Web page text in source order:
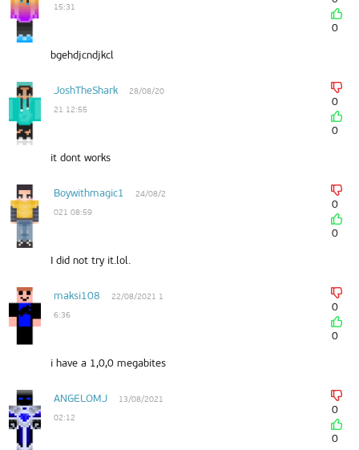
15:31
0
bgehdjcndjkcl
JoshTheShark
28/08/20
21 12:55
0
0
it dont works
Boywithmagic1
24/08/2
021 08:59
0
0
I did not try it.lol.
maksi108
22/08/2021 1
6:36
0
0
i have a 1,0,0 megabites
ANGELOMJ
13/08/2021
02:12
0
0